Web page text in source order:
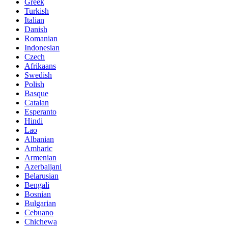
Turkish
Italian
Danish
Romanian
Indonesian
Czech
Afrikaans
Swedish
Polish
Basque
Catalan
Esperanto
Hindi
Lao
Albanian
Amharic
Armenian
Azerbaijani
Belarusian
Bengali
Bosnian
Bulgarian
Cebuano
Chichewa